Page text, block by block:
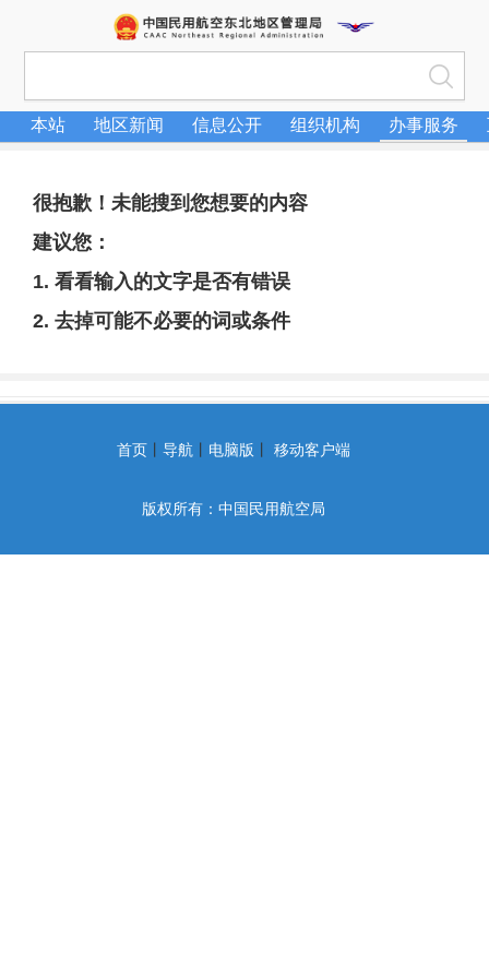
本站 地区新闻 信息公开 组织机构 办事服务
很抱歉！未能搜到您想要的内容
建议您：
1. 看看输入的文字是否有错误
2. 去掉可能不必要的词或条件
首页 导航 电脑版 移动客户端
版权所有：中国民用航空局